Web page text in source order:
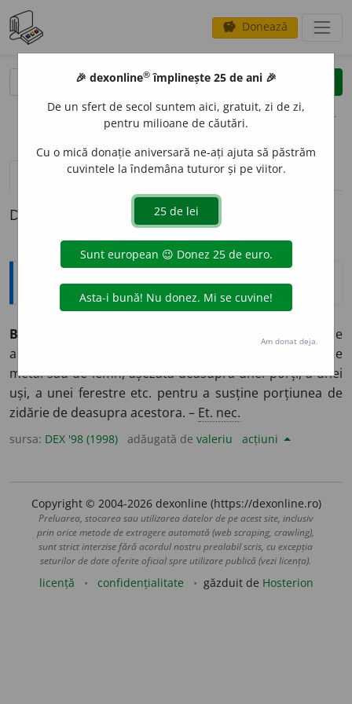
savings Donează
clear
opțiuni
definiții (1)
Definiția cu ID-ul 5549:
Explicative DEX
BUIANDR
Element de construcție
alcătuit dintr-o grindă de beton armat, de zidărie, de
metal sau de lemn, așezată deasupra unei porți, a unei
uși, a unei ferestre etc. pentru a susține porțiunea de
zidărie de deasupra acestora. – Et. nec.
sursa: DEX '98 (1998) adăugată de valeriu acțiuni
Copyright © 2004-2026 dexonline (https://dexonline.ro)
Preluarea, stocarea sau utilizarea datelor de pe acest site, inclusiv
prin orice metode de extragere automată (web scraping, crawling),
sunt strict interzise fără acordul nostru prealabil scris, cu excepția
seturilor de date oferite oficial spre utilizare publică (vezi licența).
licență confidențialitate găzduit de Hosterion
🎉 dexonline® împlinește 25 de ani 🎉
De un sfert de secol suntem aici, gratuit, zi de zi,
pentru milioane de căutări.
Cu o mică donație aniversară ne-ați ajuta să păstrăm
cuvintele la îndemâna tuturor și pe viitor.
Am donat deja.